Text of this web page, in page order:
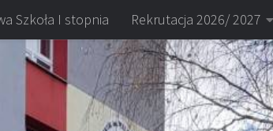
Szkoła I stopnia Rekrutacja 2026/ 2027